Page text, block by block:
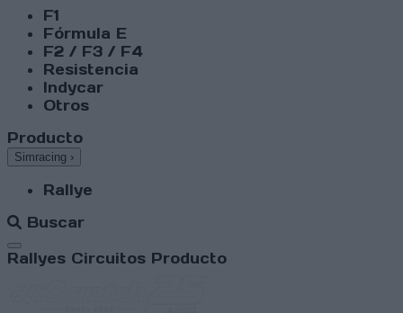
F1
Fórmula E
F2 / F3 / F4
Resistencia
Indycar
Otros
Producto
Simracing ›
Rallye
Buscar
Abrir menú
Rallyes Circuitos Producto